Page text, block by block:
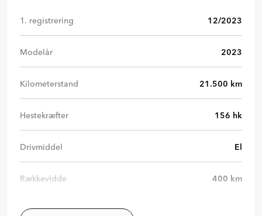
1. registrering 12/2023
Modelår 2023
Kilometerstand 21.500 km
Hestekræfter 156 hk
Drivmiddel El
Rækkevidde 400 km